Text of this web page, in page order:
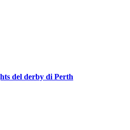
del derby di Perth